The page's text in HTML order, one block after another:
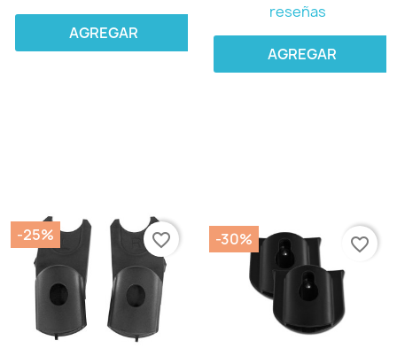
AGREGAR
reseñas
AGREGAR
-25% favorite_border -30% favorite_border